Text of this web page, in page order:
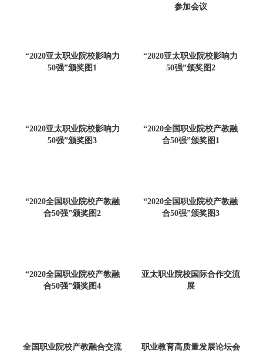
参加会议
“2020亚太职业院校影响力
50强”颁奖图1
“2020亚太职业院校影响力
50强”颁奖图2
“2020亚太职业院校影响力
50强”颁奖图3
“2020全国职业院校产教融
合50强”颁奖图1
“2020全国职业院校产教融
合50强”颁奖图2
“2020全国职业院校产教融
合50强”颁奖图3
“2020全国职业院校产教融
合50强”颁奖图4
亚太职业院校国际合作交流
展
全国职业院校产教融合交流 职业教育高质量发展论坛会